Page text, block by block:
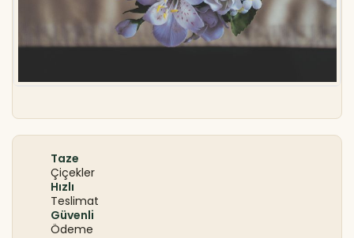
Taze
Çiçekler
Hızlı
Teslimat
Güvenli
Ödeme